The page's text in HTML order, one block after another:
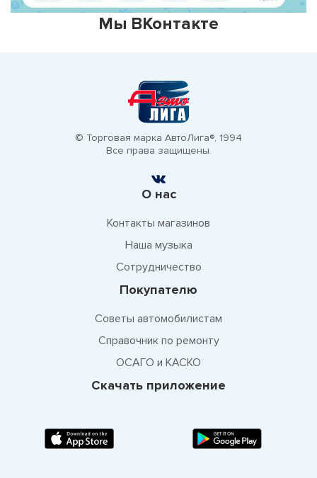
Мы ВКонтакте
© Торговая марка АвтоЛига®, 1994
Все права защищены.
О нас
Контакты магазинов
Наша музыка
Сотрудничество
Покупателю
Советы автомобилистам
Справочник по ремонту
ОСАГО и КАСКО
Скачать приложение